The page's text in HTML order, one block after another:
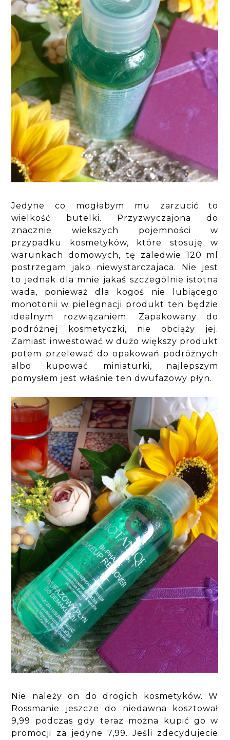
Jedyne co mogłabym mu zarzucić to
wielkość butelki. Przyzwyczajona do
znacznie wiekszych pojemności w
przypadku kosmetyków, które stosuję w
warunkach domowych, tę zaledwie 120 ml
postrzegam jako niewystarczajaca. Nie jest
to jednak dla mnie jakaś szczególnie istotna
wada, ponieważ dla kogoś nie lubiącego
monotonii w pielegnacji produkt ten będzie
idealnym rozwiązaniem. Zapakowany do
podróżnej kosmetyczki, nie obciąży jej.
Zamiast inwestować w dużo większy produkt
potem przelewać do opakowań podróżnych
albo kupować miniaturki, najlepszym
pomysłem jest właśnie ten dwufazowy płyn.
Nie należy on do drogich kosmetyków. W
Rossmanie jeszcze do niedawna kosztował
9,99 podczas gdy teraz można kupić go w
promocji za jedyne 7,99. Jeśli zdecydujecie